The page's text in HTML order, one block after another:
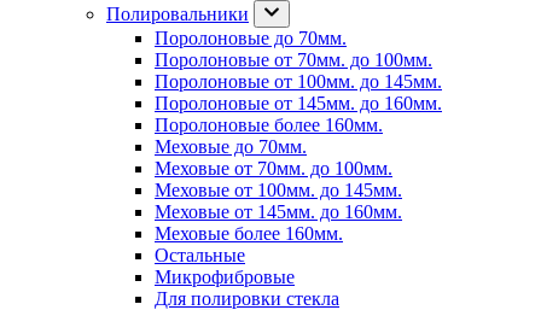
Полировальники
Поролоновые до 70мм.
Поролоновые от 70мм. до 100мм.
Поролоновые от 100мм. до 145мм.
Поролоновые от 145мм. до 160мм.
Поролоновые более 160мм.
Меховые до 70мм.
Меховые от 70мм. до 100мм.
Меховые от 100мм. до 145мм.
Меховые от 145мм. до 160мм.
Меховые более 160мм.
Остальные
Микрофибровые
Для полировки стекла